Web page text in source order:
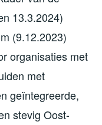
13.3.2024)
(9.12.2023)
organisaties met
met
geïntegreerde,
stevig Oost-